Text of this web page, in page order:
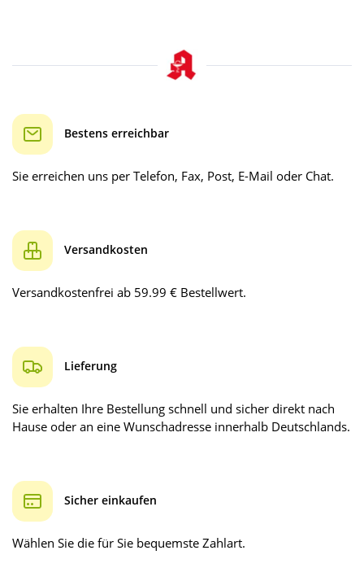
Bestens erreichbar
Sie erreichen uns per Telefon, Fax, Post, E-Mail oder Chat.
Versandkosten
Versandkostenfrei ab 59.99 € Bestellwert.
Lieferung
Sie erhalten Ihre Bestellung schnell und sicher direkt nach
Hause oder an eine Wunschadresse innerhalb Deutschlands.
Sicher einkaufen
Wählen Sie die für Sie bequemste Zahlart.